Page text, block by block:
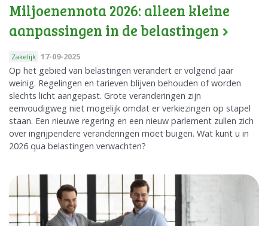
Miljoenennota 2026: alleen kleine
aanpassingen in de belastingen
Zakelijk 17-09-2025
Op het gebied van belastingen verandert er volgend jaar
weinig. Regelingen en tarieven blijven behouden of worden
slechts licht aangepast. Grote veranderingen zijn
eenvoudigweg niet mogelijk omdat er verkiezingen op stapel
staan. Een nieuwe regering en een nieuw parlement zullen zich
over ingrijpendere veranderingen moet buigen. Wat kunt u in
2026 qua belastingen verwachten?